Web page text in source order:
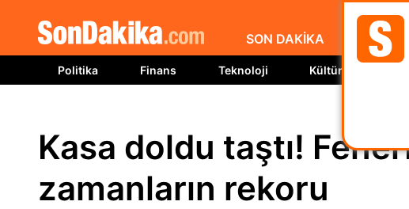
SON DAKİKA GÜNCEL
Politika Finans Teknoloji Kültür Sanat
Kasa doldu taştı!
zamanların rekoru